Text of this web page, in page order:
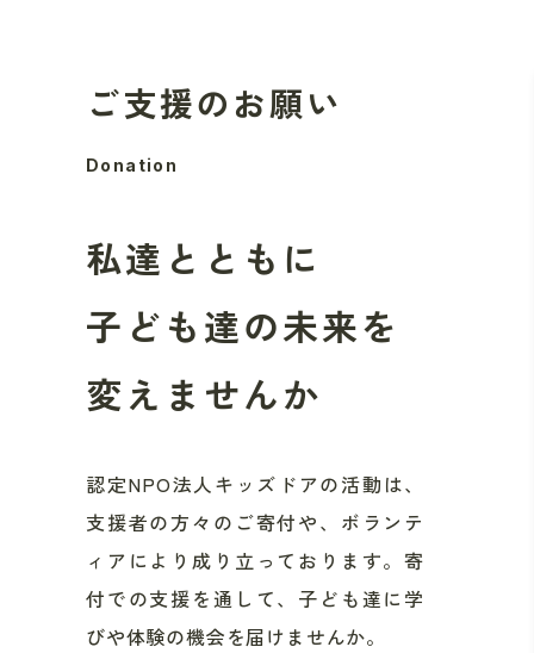
ご支援のお願い
Donation
私達とともに
子ども達の未来を
変えませんか
認定NPO法人キッズドアの活動は、
支援者の方々のご寄付や、ボランテ
ィアにより成り立っております。寄
付での支援を通して、子ども達に学
びや体験の機会を届けませんか。